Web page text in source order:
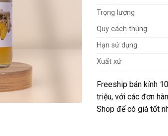
Trọng lượng
Quy cách thùng
Hạn sử dụng
Xuất xứ
Freeship bán kính
triệu, với các đơn
Shop để có giá tốt